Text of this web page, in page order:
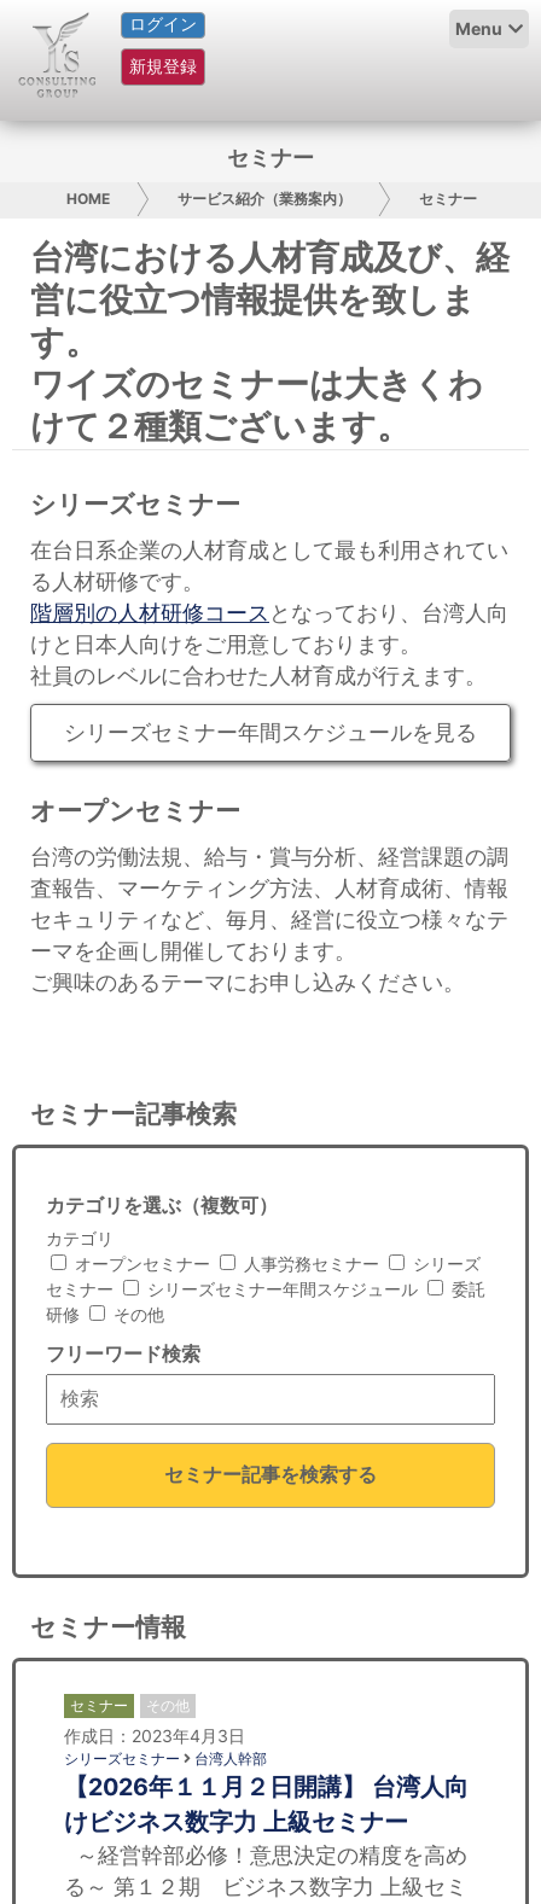
ログイン
新規登録
Menu
HOME
サービス紹介
グループ概要
採用情報
お問い合わせ
日本人にPR
コンサルティング
リサーチ
セミナー
経済ニュース
労務顧問
ＩＴ
セミナー
HOME サービス紹介（業務案内） セミナー
台湾における人材育成及び、経
営に役立つ情報提供を致しま
す。
ワイズのセミナーは大きくわ
けて２種類ございます。
シリーズセミナー
在台日系企業の人材育成として最も利用されてい
る人材研修です。
階層別の人材研修コース となっており、台湾人向
けと日本人向けをご用意しております。
社員のレベルに合わせた人材育成が行えます。
シリーズセミナー年間スケジュールを見る
オープンセミナー
台湾の労働法規、給与・賞与分析、経営課題の調
査報告、マーケティング方法、人材育成術、情報
セキュリティなど、毎月、経営に役立つ様々なテ
ーマを企画し開催しております。
ご興味のあるテーマにお申し込みください。
セミナー記事検索
カテゴリを選ぶ（複数可）
カテゴリ
オープンセミナー
人事労務セミナー
シリーズ
セミナー
シリーズセミナー年間スケジュール
委託
研修
その他
フリーワード検索
セミナー記事を検索する
セミナー情報
セミナー その他
作成日：2023年4月3日
シリーズセミナー 台湾人幹部
【2026年１１月２日開講】 台湾人向
けビジネス数字力 上級セミナー
～経営幹部必修！意思決定の精度を高め
る～ 第１２期 ビジネス数字力 上級セミ